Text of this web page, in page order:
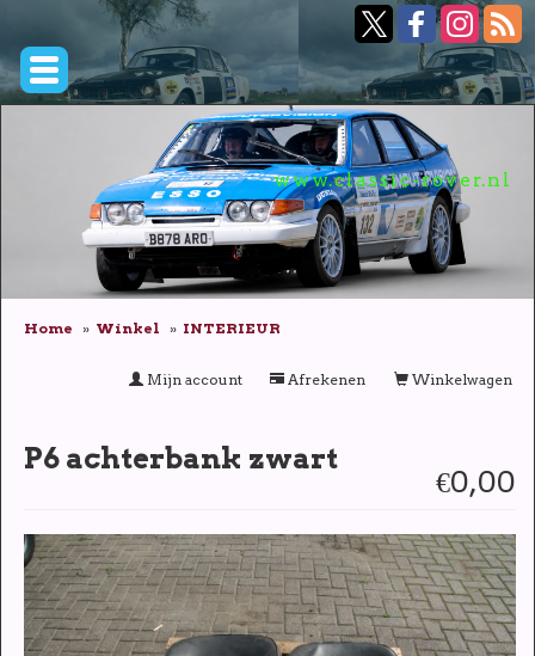
www.classic-rover.nl
Home Winkel INTERIEUR
Winkelwagen
Afrekenen
Mijn account
€0,00
P6 achterbank zwart